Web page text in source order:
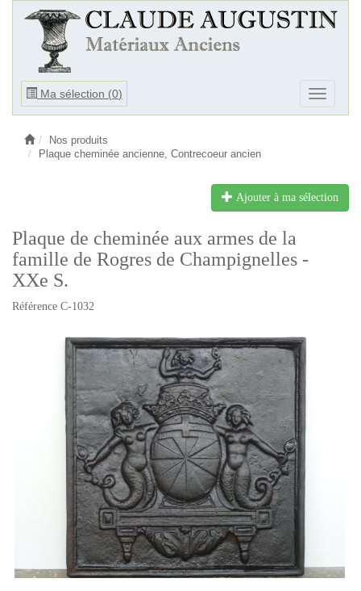
Ma sélection (0)
Ouvrir
Ouvrir
le
Nos produits
Plaque cheminée ancienne, Contrecoeur ancien
Ajouter à ma sélection
Plaque de cheminée aux armes de la
famille de Rogres de Champignelles -
XXe S.
Référence C-1032